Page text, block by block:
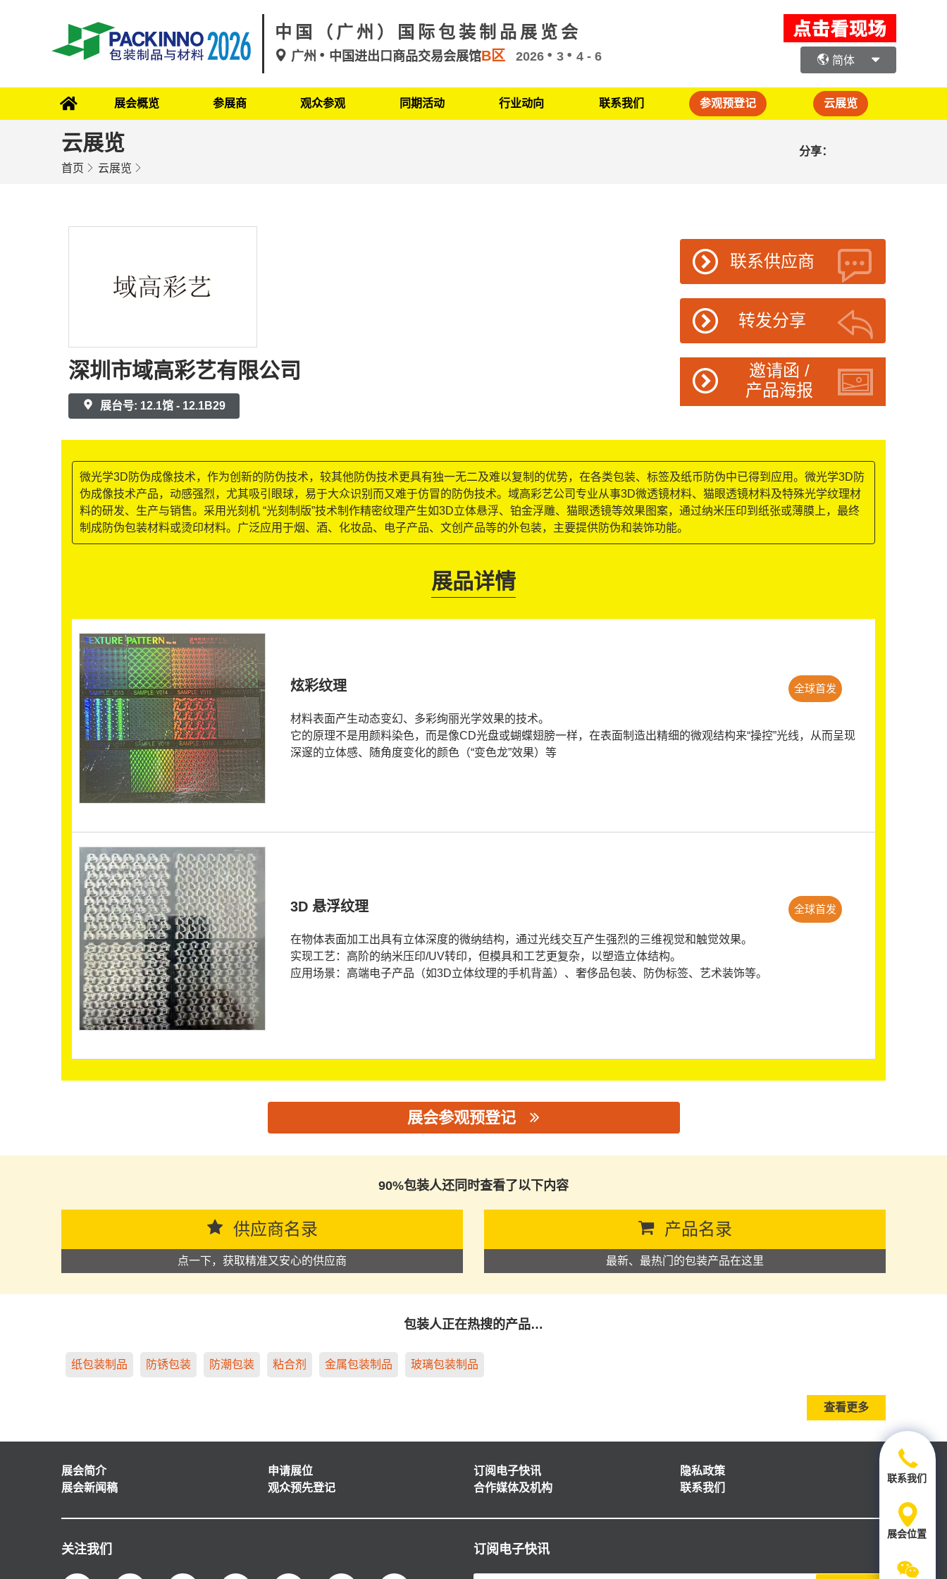
中国（广州）国际包装制品展览会
广州 中国进出口商品交易会展馆B区 2026 3 4 - 6 简体
展会概览 参展商 观众参观 同期活动 行业动向 联系我们 参观预登记 云展览
云展览
首页 云展览
分享：
深圳市域高彩艺有限公司
展台号: 12.1馆 - 12.1B29
联系供应商
转发分享
邀请函 /
产品海报
微光学3D防伪成像技术，作为创新的防伪技术，较其他防伪技术更具有独一无二及难以复制的优势，在各类包装、标签及纸币防伪中已得到应用。微光学3D防
伪成像技术产品，动感强烈，尤其吸引眼球，易于大众识别而又难于仿冒的防伪技术。域高彩艺公司专业从事3D微透镜材料、猫眼透镜材料及特殊光学纹理材
料的研发、生产与销售。采用光刻机 “光刻制版”技术制作精密纹理产生如3D立体悬浮、铂金浮雕、猫眼透镜等效果图案，通过纳米压印到纸张或薄膜上，最终
制成防伪包装材料或烫印材料。广泛应用于烟、酒、化妆品、电子产品、文创产品等的外包装，主要提供防伪和装饰功能。
展品详情
炫彩纹理 全球首发
材料表面产生动态变幻、多彩绚丽光学效果的技术。
它的原理不是用颜料染色，而是像CD光盘或蝴蝶翅膀一样，在表面制造出精细的微观结构来“操控”光线，从而呈现
深邃的立体感、随角度变化的颜色（“变色龙”效果）等
3D 悬浮纹理 全球首发
在物体表面加工出具有立体深度的微纳结构，通过光线交互产生强烈的三维视觉和触觉效果。
实现工艺：高阶的纳米压印/UV转印，但模具和工艺更复杂，以塑造立体结构。
应用场景：高端电子产品（如3D立体纹理的手机背盖）、奢侈品包装、防伪标签、艺术装饰等。
展会参观预登记
90%包装人还同时查看了以下内容
供应商名录
点一下，获取精准又安心的供应商
产品名录
最新、最热门的包装产品在这里
包装人正在热搜的产品…
纸包装制品 防锈包装 防潮包装 粘合剂 金属包装制品 玻璃包装制品
查看更多
展会简介
展会新闻稿
申请展位
观众预先登记
订阅电子快讯
合作媒体及机构
隐私政策
联系我们
关注我们 订阅电子快讯
联系我们
展会位置